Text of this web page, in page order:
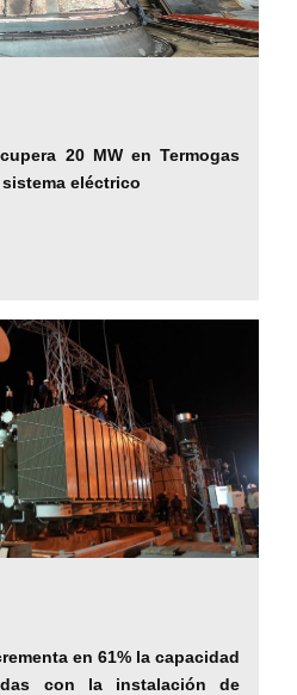
20 MW en Termogas
eléctrico
en 61% la capacidad
con la instalación de